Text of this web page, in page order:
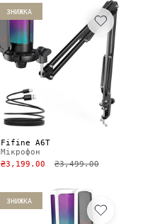
ЗНИЖКА
Fifine A6T
Мікрофон
₴3,199.00
₴3,499.00
ЗНИЖКА